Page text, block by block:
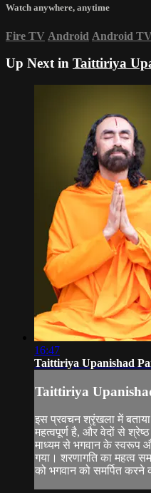
Watch anywhere, anytime
Fire TV Android Android TV
Up Next in Taittiriya
16:47
Taittiriya Upanishad
Taittiriya
इस प्रवचन श्रृंखला में बताया
महत्वपूर्ण है, और वेदों से श्रेष्ठ
माध्यम से भगवान के स्वरूप
गया। शरणागति का महत्व
को भगवान को समर्पित